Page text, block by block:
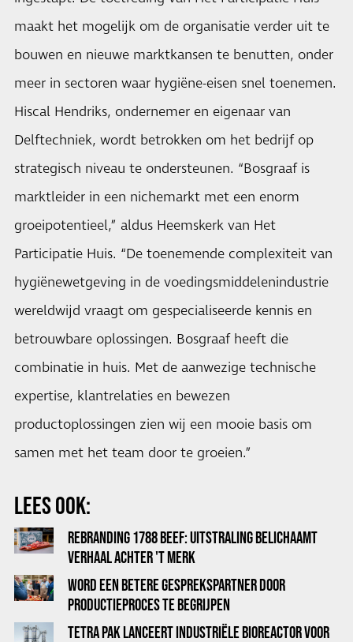
maakt het mogelijk om de organisatie verder uit te
bouwen en nieuwe marktkansen te benutten, onder
meer in sectoren waar hygiëne-eisen snel toenemen.
Hiscal Hendriks, ondernemer en eigenaar van
Delftechniek, wordt betrokken om het bedrijf op
strategisch niveau te ondersteunen. “Bosgraaf is
marktleider in een nichemarkt met een enorm
groeipotentieel,” aldus Heemskerk van Het
Participatie Huis. “De toenemende complexiteit van
hygiënewetgeving in de voedingsmiddelenindustrie
wereldwijd vraagt om gespecialiseerde kennis en
betrouwbare oplossingen. Bosgraaf heeft die
combinatie in huis. Met de aanwezige technische
expertise, klantrelaties en bewezen
productoplossingen zien wij een mooie basis om
samen met het team door te groeien.”
LEES OOK:
REBRANDING 1788 BEEF: UITSTRALING BELICHAAMT
VERHAAL ACHTER 'T MERK
WORD EEN BETERE GESPREKSPARTNER DOOR
PRODUCTIEPROCES TE BEGRIJPEN
TETRA PAK LANCEERT INDUSTRIËLE BIOREACTOR VOOR